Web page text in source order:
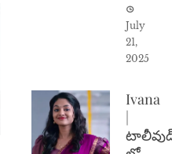
July
21,
2025
Ivana
|